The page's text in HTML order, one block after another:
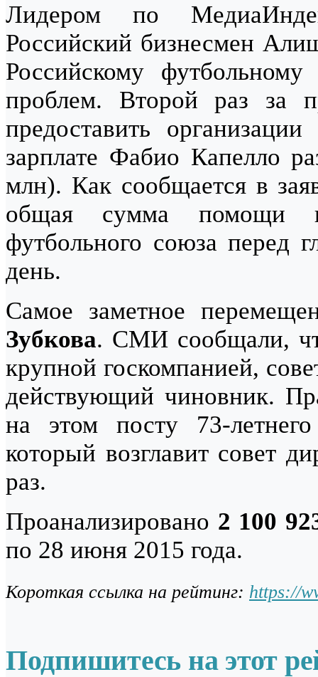
Лидером по
Российский бизнесмен
Российскому
проблем. Второй раз за
предоставить
зарплате Фабио Капелло
млн). Как сообщается в
общая сумма помощи
футбольного союза перед
день.
Самое заметное
Зубкова. СМИ сообщали,
крупной госкомпанией,
действующий чиновник.
на этом посту 73-
который возглавит совет
раз.
Проанализировано 2 100
по 28 июня 2015 года.
Короткая ссылка на рейтинг: https://
Подпишитесь на этот